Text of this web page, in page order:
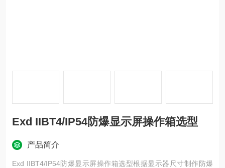
Exd IIBT4/IP54防爆显示屏操作箱选型
产品简介
Exd IIBT4/IP54防爆显示屏操作箱选型根据显示器尺寸制作防爆